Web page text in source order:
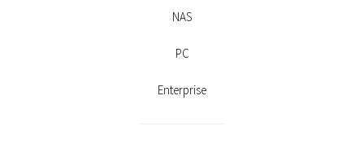
NAS
PC
Enterprise